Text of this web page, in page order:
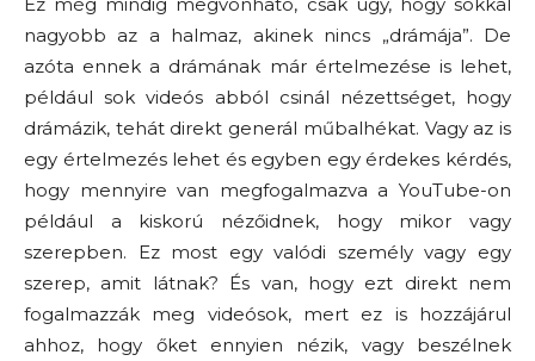
nagyobb az a halmaz, akinek nincs „drámája”. De
azóta ennek a drámának már értelmezése is lehet,
például sok videós abból csinál nézettséget, hogy
drámázik, tehát direkt generál műbalhékat. Vagy az is
egy értelmezés lehet és egyben egy érdekes kérdés,
hogy mennyire van megfogalmazva a YouTube-on
például a kiskorú nézőidnek, hogy mikor vagy
szerepben. Ez most egy valódi személy vagy egy
szerep, amit látnak? És van, hogy ezt direkt nem
fogalmazzák meg videósok, mert ez is hozzájárul
ahhoz, hogy őket ennyien nézik, vagy beszélnek